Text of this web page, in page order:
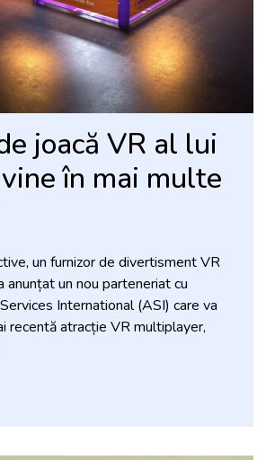
joacă VR al lui
în mai multe
un furnizor de divertisment VR
anunțat un nou parteneriat cu
International (ASI) care va
recentă atracție VR multiplayer,